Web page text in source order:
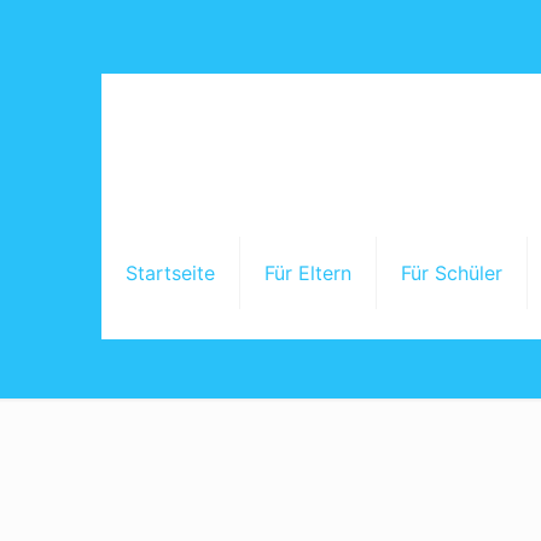
Startseite Für Eltern Für Schüler